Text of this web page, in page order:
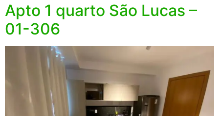
Apto 1 quarto São Lucas –
01-306